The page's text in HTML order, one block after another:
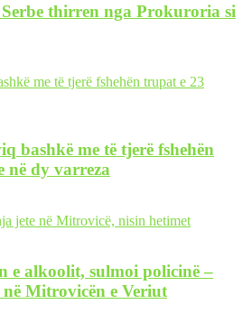
Serbe thirren nga Prokuroria si
bashkë me të tjerë fshehën
në dy varreza
e alkoolit, sulmoi policinë –
Mitrovicën e Veriut